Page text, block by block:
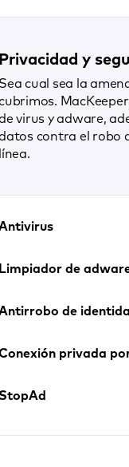
y
cual sea la
virus y adware,
contra el robo
de
de
privada